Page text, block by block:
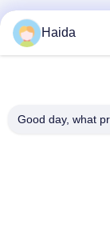
Haida
Good day, what